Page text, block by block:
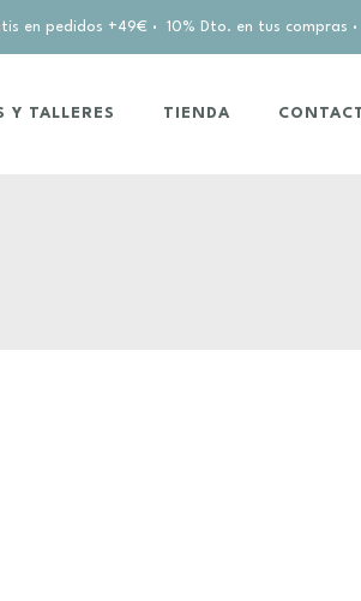
en pedidos +49€ · 10% Dto. en tus compras ·
Y TALLERES TIENDA